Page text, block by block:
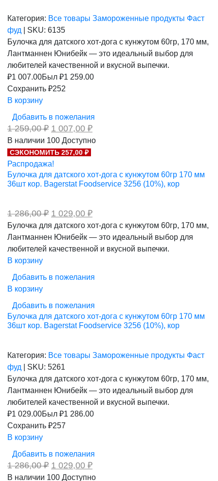
Категория: Все товары Замороженные продукты Фаст
фуд
SKU: 6135
Булочка для датского хот-дога с кунжутом 60гр, 170 мм,
Лантманнен Юнибейк — это идеальный выбор для
любителей качественной и вкусной выпечки.
₽1 007.00Был ₽1 259.00
Сохранить ₽252
В корзину
Добавить в пожелания
1 259,00₽ Первоначальная
цена
составляла
1
259,00 ₽.
1 007,00 ₽Текущая
1
В наличии 100 Доступно
СЭКОНОМИТЬ 257,00 ₽
Распродажа!
Булочка для датского хот-дога с кунжутом 60гр 170 мм
36шт кор. Bagerstat Foodservice 3256 (10%), кор
1 286,00₽ Первоначальная
составляла
1
286,00 ₽.
1 029,00 ₽Текущая
1
029,00 ₽.
Булочка для датского хот-дога с кунжутом 60гр, 170 мм,
Лантманнен Юнибейк — это идеальный выбор для
любителей качественной и вкусной выпечки.
В корзину
Добавить в пожелания
В корзину
Добавить в пожелания
Булочка для датского хот-дога с кунжутом 60гр 170 мм
36шт кор. Bagerstat Foodservice 3256 (10%), кор
Категория: Все товары Замороженные продукты Фаст
фуд
SKU: 5261
Булочка для датского хот-дога с кунжутом 60гр, 170 мм,
Лантманнен Юнибейк — это идеальный выбор для
любителей качественной и вкусной выпечки.
₽1 029.00Был ₽1 286.00
Сохранить ₽257
В корзину
Добавить в пожелания
1 286,00₽ Первоначальная
цена
1 029,00 ₽Текущая
В наличии 100 Доступно